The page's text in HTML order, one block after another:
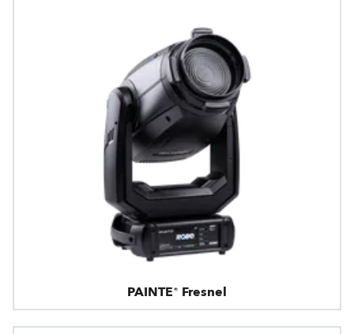
PAINTE® Fresnel